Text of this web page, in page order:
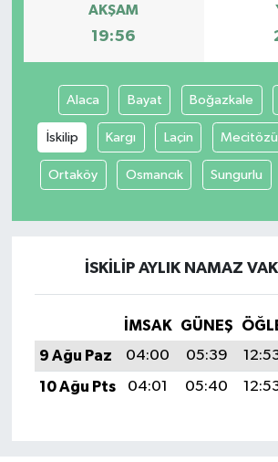
AKŞAM
19:56
Alaca Bayat Boğazkale
İskilip Kargı Laçin Mecitözü
Ortaköy Osmancık Sungurlu
İSKILIP AYLIK NAMAZ
İMSAK GÜNEŞ
9 Ağu Paz
04:00 05:39
10 Ağu Pts
04:01 05:40